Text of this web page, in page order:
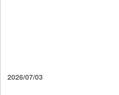
2026/07/03